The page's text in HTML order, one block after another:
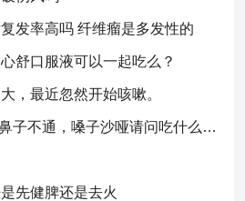
发率高吗 纤维瘤是多发性的
舒口服液可以一起吃么？
，最近忽然开始咳嗽。
你好，鼻炎犯了，鼻子不通，嗓子沙哑请问吃什么药比较好？
先健脾还是去火